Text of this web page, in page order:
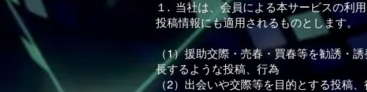
１. 当社は、会員による本サービスの利
投稿情報にも適⽤されるものとします。
（1）援助交際・売春・買春等を勧誘・
⻑するような投稿、⾏為
（2）出会いや交際等を⽬的とする投稿、